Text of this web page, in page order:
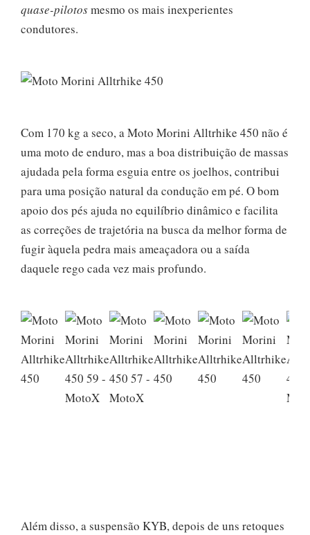
quase-pilotosmesmo os mais inexperientes
condutores.
Com 170 kg a seco, a Moto Morini Alltrhike 450 não é
uma moto de enduro, mas a boa distribuição de massas
ajudada pela forma esguia entre os joelhos, contribui
para uma posição natural da condução em pé. O bom
apoio dos pés ajuda no equilíbrio dinâmico e facilita
as correções de trajetória na busca da melhor forma de
fugir àquela pedra mais ameaçadora ou a saída
daquele rego cada vez mais profundo.
Além disso, a suspensão KYB, depois de uns retoques